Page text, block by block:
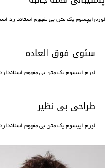
لورم ايپسوم يک متن بی مفهوم استاندارد
سئوی فوق العاده
لورم ايپسوم يک متن بی مفهوم
طراحی بی نظیر
لورم ايپسوم يک متن بی مفهوم